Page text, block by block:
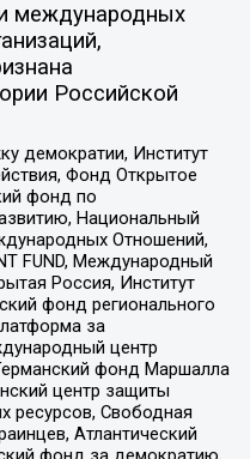
международных
Российской
демократии, Институт
Фонд Открытое
фонд по
Национальный
Отношений,
FUND, Международный
Россия, Институт
фонд регионального
за
центр
фонд Маршалла
центр защиты
ресурсов, Свободная
Атлантический